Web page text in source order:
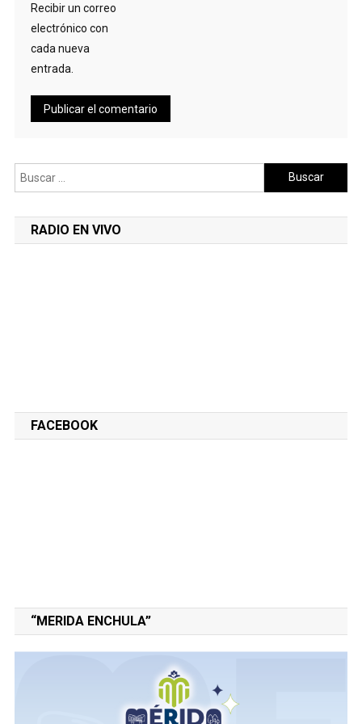
Recibir un correo
electrónico con
cada nueva
entrada.
Buscar:
RADIO EN VIVO
FACEBOOK
“MERIDA ENCHULA”